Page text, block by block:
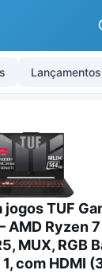
Lançamentos
jogos TUF
AMD Ryzen
MUX, RGB
com HDMI